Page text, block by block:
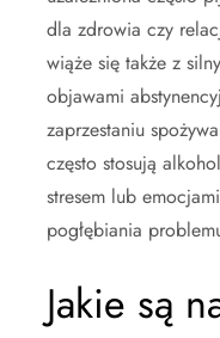
dla zdrowia czy
wiąże się także z
objawami
zaprzestaniu
często stosują
stresem lub
pogłębiania
Jakie są